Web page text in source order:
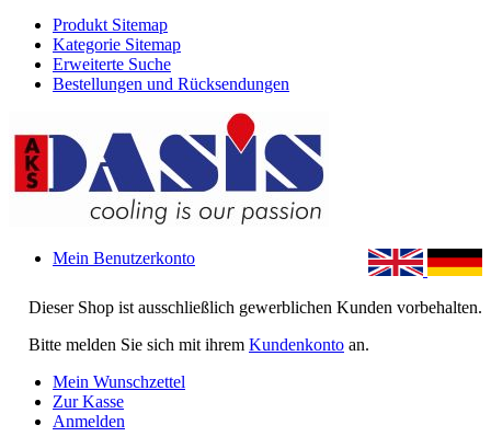
Produkt Sitemap
Kategorie Sitemap
Erweiterte Suche
Bestellungen und Rücksendungen
Dieser Shop ist ausschließlich gewerblichen Kunden vorbehalten.
Bitte melden Sie sich mit ihrem Kundenkonto an.
Mein Benutzerkonto
Mein Wunschzettel
Zur Kasse
Anmelden